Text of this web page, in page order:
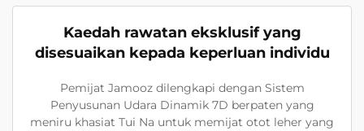
Kaedah rawatan eksklusif yang
disesuaikan kepada keperluan individu
Pemijat Jamooz dilengkapi dengan Sistem
Penyusunan Udara Dinamik 7D berpaten yang
meniru khasiat Tui Na untuk memijat otot leher yang